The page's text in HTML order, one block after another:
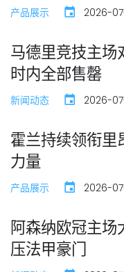
产品展示 2026-
马德里竞技主场
时内全部售罄
新闻动态 2026-07-
霍兰持续领衔里
力量
产品展示 2026-
阿森纳欧冠主场
压法甲豪门